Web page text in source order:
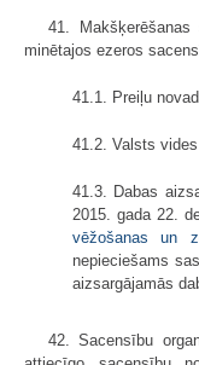
41.
minētajos ezeros
41.1. Preiļu
41.2. Valsts
41.3. Dabas
2015. gada 22.
vēžošanas un
nepieciešams
aizsargājamās
42. Sacensību